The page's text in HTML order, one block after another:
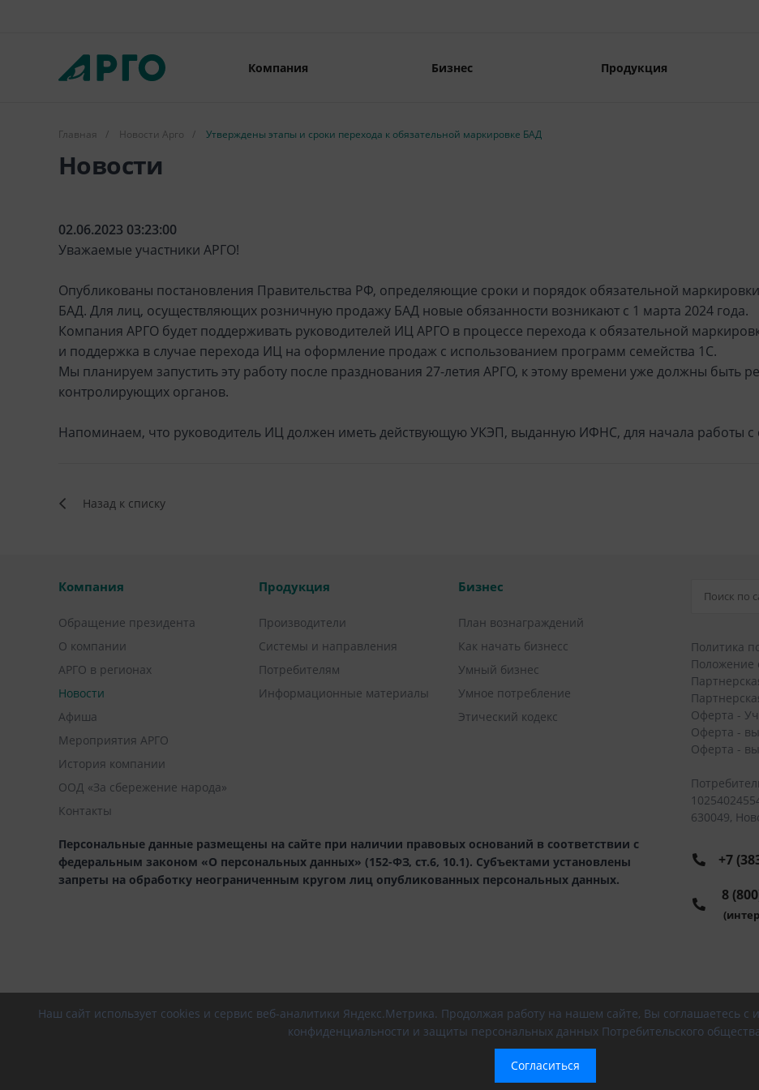
Компания Бизнес Продукция
Главная / Новости Арго / Утверждены этапы и сроки перехода к обязательной маркировке БАД
Новости
02.06.2023 03:23:00
Уважаемые участники АРГО!
Опубликованы постановления Правительства РФ, определяющие сроки и порядок обязательной
БАД. Для лиц, осуществляющих розничную продажу БАД новые обязанности возникают с 1 марта 2024 года.
Компания АРГО будет поддерживать руководителей ИЦ АРГО в процессе перехода к обязательной
и поддержка в случае перехода ИЦ на оформление продаж с использованием программ семейства 1С.
Мы планируем запустить эту работу после празднования 27-летия АРГО, к этому времени уже должны быть
контролирующих органов.
Напоминаем, что руководитель ИЦ должен иметь действующую УКЭП, выданную ИФНС, для начала работы с
Назад к списку
Компания
Обращение президента
О компании
АРГО в регионах
Новости
Афиша
Мероприятия АРГО
История компании
ООД «За сбережение народа»
Контакты
Продукция
Производители
Системы и направления
Потребителям
Информационные материалы
Бизнес
План вознаграждений
Как начать бизнесс
Умный бизнес
Умное потребление
Этический кодекс
Персональные данные размещены на сайте при наличии правовых оснований в соответствии с
федеральным законом «О персональных данных» (152-ФЗ, ст.6, 10.1). Субъектами установлены
запреты на обработку неограниченным кругом лиц опубликованных персональных данных.
Политика
Положение
Оферта -
Оферта -
Оферта -
630049,
+7
8
Наш сайт использует cookies и сервис веб-аналитики Яндекс.Метрика. Продолжая работу на нашем сайте, Вы соглашаетесь
конфиденциальности и защиты персональных данных Потребительского
Согласиться